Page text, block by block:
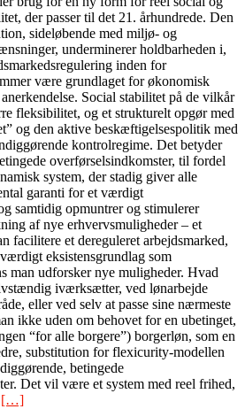
der passer til det 21. århundrede. Den
sideløbende med miljø- og
underminerer holdbarheden i,
inden for
være grundlaget for økonomisk
Social stabilitet på de vilkår
fleksibilitet, og et strukturelt opgør med
og den aktive beskæftigelsespolitik med
kontrolregime. Det betyder
overførselsindkomster, til fordel
system, der stadig giver alle
garanti for et værdigt
samtidig opmuntrer og stimulerer
af nye erhvervsmuligheder – et
facilitere et dereguleret arbejdsmarked,
eksistensgrundlag som
man udforsker nye muligheder. Hvad
iværksætter, ved lønarbejde
eller ved selv at passe sine nærmeste
ikke uden om behovet for en ubetinget,
“for alle borgere”) borgerløn, som en
substitution for flexicurity-modellen
betingede
Det vil være et system med reel frihed,
[…]